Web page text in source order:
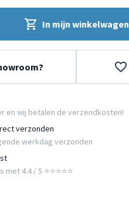
In mijn winkelwagen
en wij betalen de verzendkosten!
verzonden
werkdag verzonden
4.4 / 5 ⭐⭐⭐⭐⭐